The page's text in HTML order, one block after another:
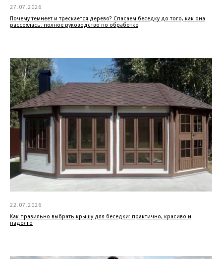
27.07.2026
Почему темнеет и трескается дерево? Спасаем беседку до того, как она
рассохлась: полное руководство по обработке
22.07.2026
Как правильно выбрать крышу для беседки: практично, красиво и
надолго